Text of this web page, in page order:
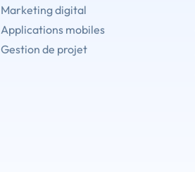
Marketing digital
Applications mobiles
Gestion de projet